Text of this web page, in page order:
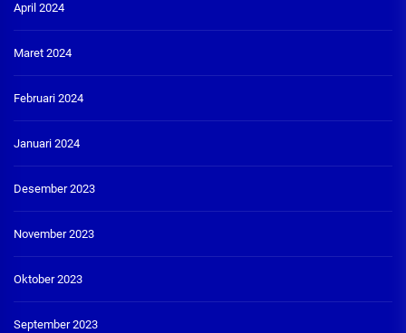
April 2024
Maret 2024
Februari 2024
Januari 2024
Desember 2023
November 2023
Oktober 2023
September 2023